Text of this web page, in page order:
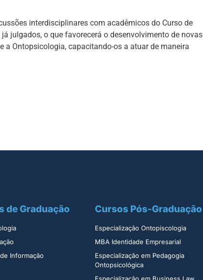
interdisciplinares com acadêmicos do Curso de
julgados, o que favorecerá o desenvolvimento de novas
a Ontopsicologia, capacitando-os a atuar de maneira
de Graduação
Informação​
Cursos Pós-Graduação
Especialização Ontopiscologia ​
MBA Identidade Empresarial​
Especialização em Pedagogia
Ontopsicológica​